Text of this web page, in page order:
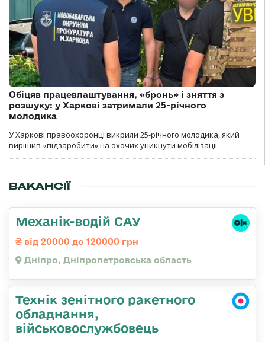
Обіцяв працевлаштування, «бронь» і зняття з
розшуку: у Харкові затримали 25-річного
молодика
У Харкові правоохоронці викрили 25-річного молодика, який
вирішив «підзаробити» на охочих уникнути мобілізації.
ВАКАНСІЇ
Механік-водій САУ
від 20000 до 120000 грн
Дніпро, Дніпропетровська область
Технік зенітного ракетного
обладнання,
військовослужбовець